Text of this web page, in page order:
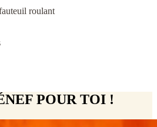
roulant
POUR TOI !